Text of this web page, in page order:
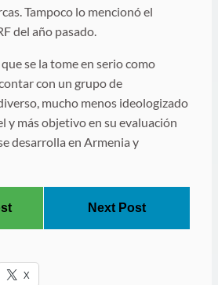
Tampoco lo mencionó el
del año pasado.
se la tome en serio como
con un grupo de
mucho menos ideologizado
y más objetivo en su evaluación
desarrolla en Armenia y
Next Post
X